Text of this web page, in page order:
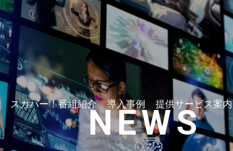
スカパー！番組紹介 導入事例 提供サービス案内
NEWS